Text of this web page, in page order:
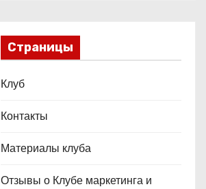
Страницы
Клуб
Контакты
Материалы клуба
Отзывы о Клубе маркетинга и